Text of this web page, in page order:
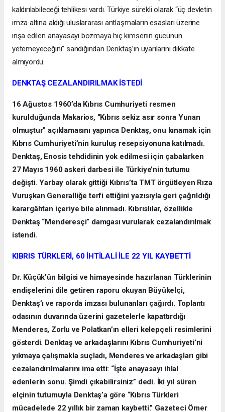
kaldırılabileceği tehlikesi vardı. Türkiye sürekli olarak “üç devletin
imza altına aldığı uluslararası antlaşmaların esasları üzerine
inşa edilen anayasayı bozmaya hiç kimsenin gücünün
yetemeyeceğini” sandığından Denktaş’ın uyarılarını dikkate
almıyordu.
DENKTAŞ CEZALANDIRILMAK İSTEDİ
16 Ağustos 1960’da Kıbrıs Cumhuriyeti resmen
kurulduğunda Makarios, “Kıbrıs sekiz asır sonra Yunan
olmuştur” açıklamasını yapınca Denktaş, onu kınamak için
Kıbrıs Cumhuriyeti’nin kuruluş resepsiyonuna katılmadı.
Denktaş, Enosis tehdidinin yok edilmesi için çabalarken
27 Mayıs 1960 askeri darbesi ile Türkiye’nin tutumu
değişti. Yarbay olarak gittiği Kıbrıs’ta TMT örgütleyen Rıza
Vuruşkan Generalliğe terfi ettiğini yazısıyla geri çağrıldığı
karargâhtan içeriye bile alınmadı. Kıbrıslılar, özellikle
Denktaş “Menderesçi” damgası vurularak cezalandırılmak
istendi.
KIBRIS TÜRKLERİ, 60 İHTİLALİ İLE 22 YIL KAYBETTİ
Dr. Küçük’ün bilgisi ve himayesinde hazırlanan Türklerinin
endişelerini dile getiren raporu okuyan Büyükelçi,
Denktaş’ı ve raporda imzası bulunanları çağırdı. Toplantı
odasının duvarında üzerini gazetelerle kapattırdığı
Menderes, Zorlu ve Polatkan’ın elleri kelepçeli resimlerini
gösterdi. Denktaş ve arkadaşlarını Kıbrıs Cumhuriyeti’ni
yıkmaya çalışmakla suçladı, Menderes ve arkadaşları gibi
cezalandırılmalarını ima etti: “İşte anayasayı ihlal
edenlerin sonu. Şimdi çıkabilirsiniz” dedi. İki yıl süren
elçinin tutumuyla Denktaş’a göre “Kıbrıs Türkleri
mücadelede 22 yıllık bir zaman kaybetti.” Gazeteci Ömer